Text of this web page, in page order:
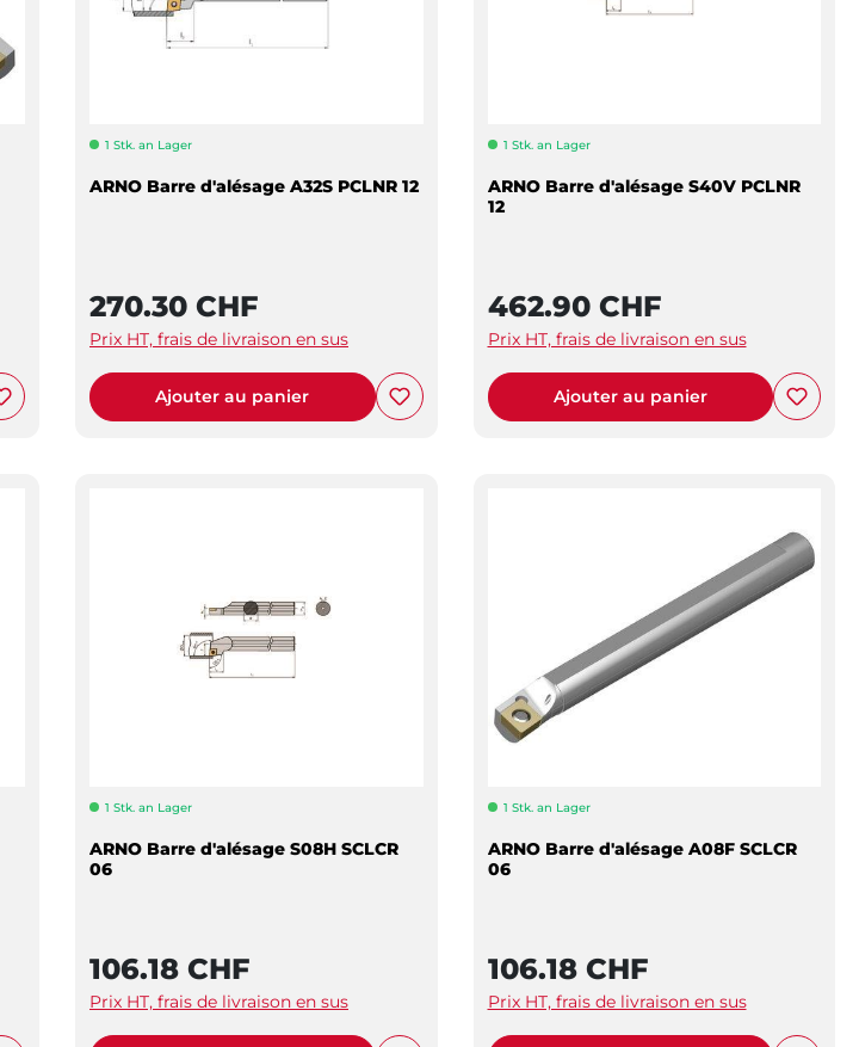
1 Stk. an Lager
ARNO Barre d'alésage A32S PCLNR 12
270.30 CHF
Prix HT, frais de livraison en sus
Ajouter au panier
1 Stk. an Lager
ARNO Barre d'alésage S40V PCLNR
12
462.90 CHF
Prix HT, frais de livraison en sus
Ajouter au panier
1 Stk. an Lager
ARNO Barre d'alésage S08H SCLCR
06
106.18 CHF
Prix HT, frais de livraison en sus
1 Stk. an Lager
ARNO Barre d'alésage A08F SCLCR
06
106.18 CHF
Prix HT, frais de livraison en sus